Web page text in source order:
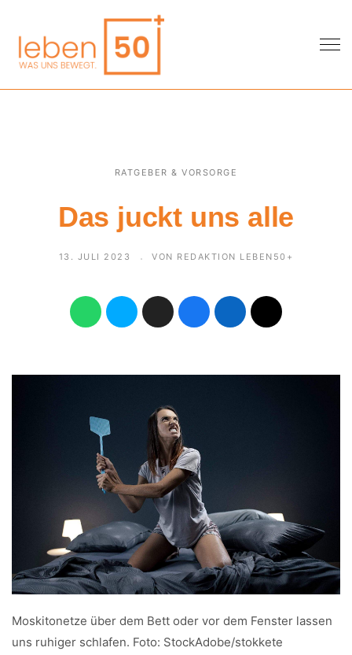
RATGEBER & VORSORGE
Das juckt uns alle
13. JULI 2023 VON REDAKTION LEBEN50+
Moskitonetze über dem Bett oder vor dem Fenster lassen
uns ruhiger schlafen. Foto: StockAdobe/stokkete